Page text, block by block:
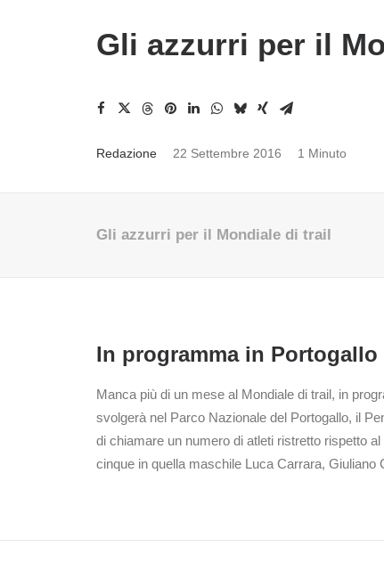
Gli azzurri per il
Redazione 22 Settembre 2016 1 Minuto
Gli azzurri per il Mondiale di trail
In programma in
Manca più di un mese al Mondiale di trail, in
svolgerà nel Parco Nazionale del Portogallo, il
di chiamare un numero di atleti ristretto rispetto
cinque in quella maschile Luca Carrara,